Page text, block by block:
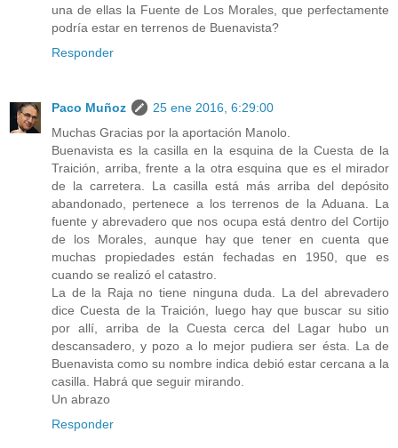
una de ellas la Fuente de Los Morales, que perfectamente
podría estar en terrenos de Buenavista?
Responder
Paco Muñoz
25 ene 2016, 6:29:00
Muchas Gracias por la aportación Manolo.
Buenavista es la casilla en la esquina de la Cuesta de la
Traición, arriba, frente a la otra esquina que es el mirador
de la carretera. La casilla está más arriba del depósito
abandonado, pertenece a los terrenos de la Aduana. La
fuente y abrevadero que nos ocupa está dentro del Cortijo
de los Morales, aunque hay que tener en cuenta que
muchas propiedades están fechadas en 1950, que es
cuando se realizó el catastro.
La de la Raja no tiene ninguna duda. La del abrevadero
dice Cuesta de la Traición, luego hay que buscar su sitio
por allí, arriba de la Cuesta cerca del Lagar hubo un
descansadero, y pozo a lo mejor pudiera ser ésta. La de
Buenavista como su nombre indica debió estar cercana a la
casilla. Habrá que seguir mirando.
Un abrazo
Responder